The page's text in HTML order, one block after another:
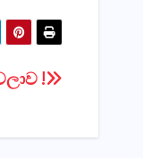
!